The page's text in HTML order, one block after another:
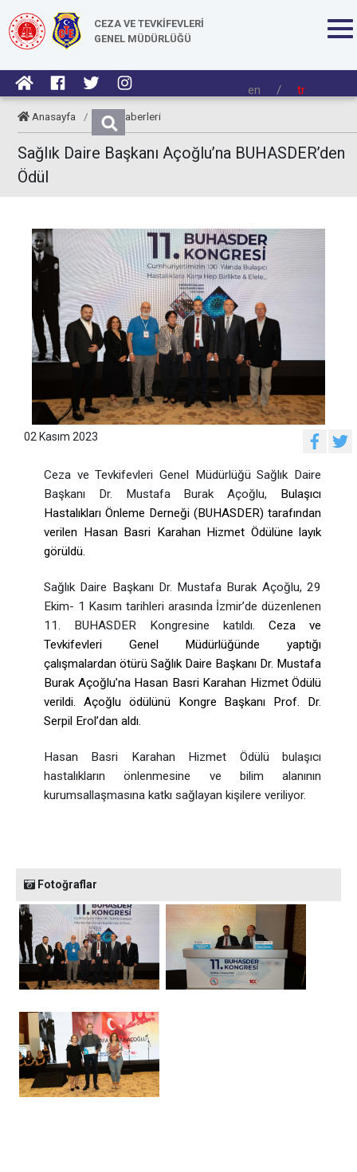
CEZA VE TEVKİFEVLERİ
GENEL MÜDÜRLÜĞÜ
en / tr
Anasayfa / CTE Haberleri
Sağlık Daire Başkanı Açoğlu’na BUHASDER’den
Ödül
02 Kasım 2023
Ceza ve Tevkifevleri Genel Müdürlüğü Sağlık Daire
Başkanı Dr. Mustafa Burak Açoğlu, Bulaşıcı
Hastalıkları Önleme Derneği (BUHASDER) tarafından
verilen Hasan Basri Karahan Hizmet Ödülüne layık
görüldü.
Sağlık Daire Başkanı Dr. Mustafa Burak Açoğlu, 29
Ekim- 1 Kasım tarihleri arasında İzmir’de düzenlenen
11. BUHASDER Kongresine katıldı. Ceza ve
Tevkifevleri Genel Müdürlüğünde yaptığı
çalışmalardan ötürü Sağlık Daire Başkanı Dr. Mustafa
Burak Açoğlu’na Hasan Basri Karahan Hizmet Ödülü
verildi. Açoğlu ödülünü Kongre Başkanı Prof. Dr.
Serpil Erol’dan aldı.
Hasan Basri Karahan Hizmet Ödülü bulaşıcı
hastalıkların önlenmesine ve bilim alanının
kurumsallaşmasına katkı sağlayan kişilere veriliyor.
Fotoğraflar